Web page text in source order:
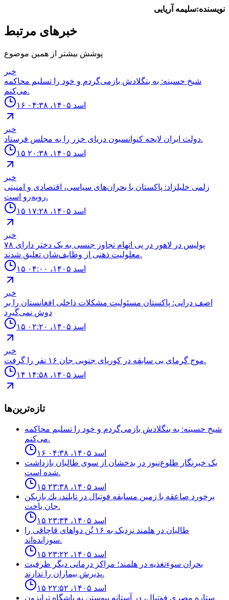
نویسنده:سلیمه آریایی
خبرهای مرتبط
پوشش بیشتر از همین موضوع
خبر
شیخ حسینه: به بنگلادش بازمی‌گردم و خود را تسلیم محاکمه
می‌کنم.
۱۶ اسد ۱۴۰۵، ۰۴:۳۸
خبر
دولت ايران لايحه كنوانسيون درياى خزر را به مجلس فرستاد.
۱۵ اسد ۱۴۰۵، ۲۰:۳۸
خبر
زلمی خلیلزاد: پاکستان با بحران‌های سیاسی، اقتصادی و امنیتی
روبه‌رو است.
۱۵ اسد ۱۴۰۵، ۱۷:۲۸
خبر
۷۸ پولیس در لاهور در پی اتهام تجاوز جنسی به یک دختر دارای
معلولیت ذهنی از وظایف‌شان تعلیق شدند.
۱۵ اسد ۱۴۰۵، ۰۴:۰۰
خبر
اصف درانی: پاکستان مسئولیت مشکلات داخلی افغانستان را بر
دوش نمی‌گیرد
۱۵ اسد ۱۴۰۵، ۰۲:۲۰
خبر
موج گرماى بى سابقه در كورياى جنوبى جان ۱۶ نفر را گرفت.
۱۴ اسد ۱۴۰۵، ۱۴:۵۸
تازه‌ترین‌ها
شیخ حسینه: به بنگلادش بازمی‌گردم و خود را تسلیم محاکمه
می‌کنم.
۱۶ اسد ۱۴۰۵، ۰۴:۳۸
یک خبرنگار طلوع‌نیوز در بدخشان از سوی طالبان بازداشت
شده است.
۱۵ اسد ۱۴۰۵، ۲۳:۳۸
برخورد صاعقه با زمين مسابقه فوتبال در تايلند، يك بازيكن
جان باخت.
۱۵ اسد ۱۴۰۵، ۲۳:۳۴
طالبان در هلمند نزدیک به ۱۶ تُن دواهای قاچاقی را
سوزانده‌اند.
۱۵ اسد ۱۴۰۵، ۲۳:۲۲
بحران سوءتغذیه در هلمند؛ مراکز درمانی دیگر ظرفیت
پذیرش بیماران را ندارند.
۱۵ اسد ۱۴۰۵، ۲۲:۵۲
ستاره مصرى فوتبال، در آستانه پيوستن به باشگاه ترابزون